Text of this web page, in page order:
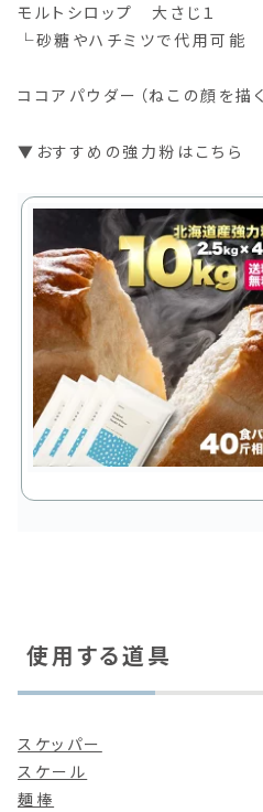
モルトシロップ 大さじ１
└砂糖やハチミツで代用可能
ココアパウダー（ねこの顔を
▼おすすめの強力粉はこちら
使用する道具
スケッパー
スケール
麺棒